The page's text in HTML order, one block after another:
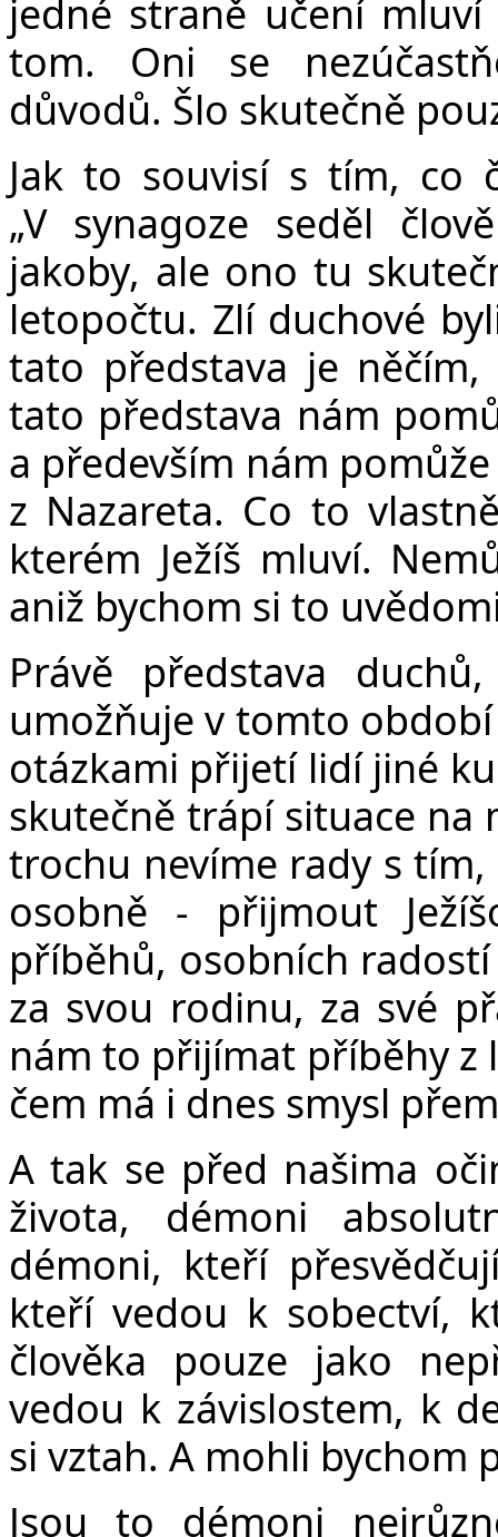
jedné straně učení
tom. Oni se
důvodů. Šlo skutečně
Jak to souvisí s tím, co
„V synagoze seděl
jakoby, ale ono tu
letopočtu. Zlí duchové
tato představa je
tato představa nám
a především nám
z Nazareta. Co to
kterém Ježíš mluví.
aniž bychom si to
Právě představa
umožňuje v tomto
otázkami přijetí lidí jiné
skutečně trápí situace na
trochu nevíme rady s
osobně - přijmout
příběhů, osobních
za svou rodinu, za své
nám to přijímat příběhy z
čem má i dnes smysl
A tak se před našima
života, démoni
démoni, kteří
kteří vedou k sobectví,
člověka pouze jako
vedou k závislostem, k
si vztah. A mohli bychom
Jsou to démoni